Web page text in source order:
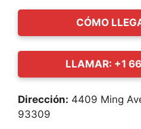
CÓMO
LLAMAR: +1
Dirección: 4409 Ming
93309